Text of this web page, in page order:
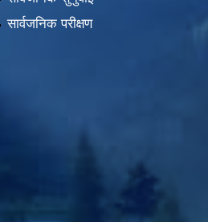
सार्वजनिक परीक्षण